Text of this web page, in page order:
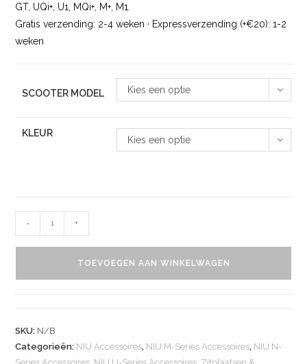
GT, UQi+, U1, MQi+, M+, M1.
Gratis verzending: 2-4 weken · Expressverzending (+€20): 1-2
weken
SCOOTER MODEL Kies een optie
KLEUR
Kies een optie
- +
TOEVOEGEN AAN WINKELWAGEN
SKU: N/B
Categorieën: NIU Accessoires, NIU M-Series Accessoires, NIU N-